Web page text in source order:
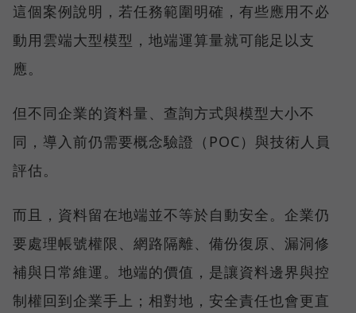
這個案例說明，若任務範圍明確，有些應用不必
動用雲端大型模型，地端運算量就可能足以支
應。
但不同企業的資料量、查詢方式與模型大小不
同，導入前仍需要概念驗證（POC）與技術人員
評估。
而且，資料留在地端並不等於自動安全。企業仍
要處理帳號權限、網路隔離、備份復原、漏洞修
補與日常維運。地端的價值，是讓資料邊界與控
制權回到企業手上；相對地，安全責任也會更直